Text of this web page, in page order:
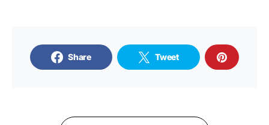
Share Tweet